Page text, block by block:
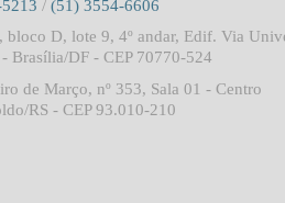
/ (51) 3554-6606
bloco D, lote 9, 4º andar, Edif. Via
Brasília/DF - CEP 70770-524
de Março, nº 353, Sala 01 - Centro
RS - CEP 93.010-210